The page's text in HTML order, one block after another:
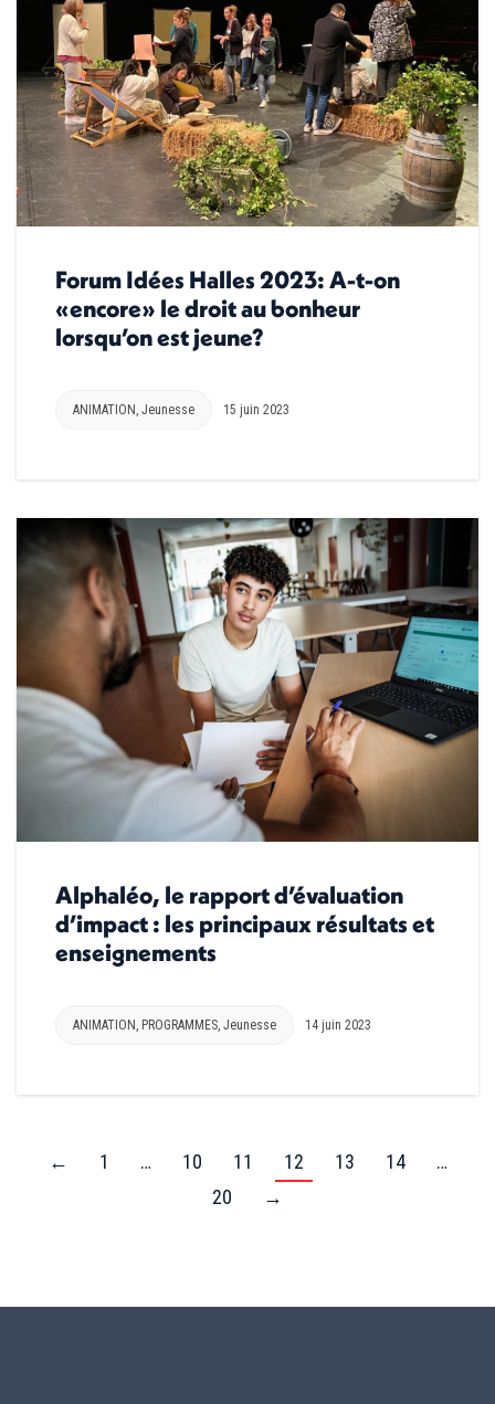
Forum Idées Halles 2023: A-t-on
«encore» le droit au bonheur
lorsqu’on est jeune?
ANIMATION , Jeunesse 15 juin 2023
Alphaléo, le rapport d’évaluation
d’impact : les principaux résultats et
enseignements
ANIMATION PROGRAMMES Jeunesse 14 juin 2023
← 1 … 10 11 12 13 14
…
20
→